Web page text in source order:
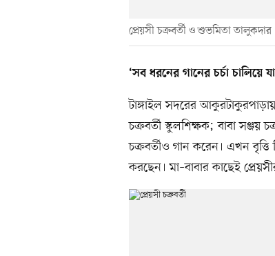
প্রেয়সী চক্রবর্তী ও শুভমিতা তালুকদার
‘সব ধরনের গানের চর্চা চালিয়ে
টাঙ্গাইল সদরের আকুরটাকুরপাড়ায়
চক্রবর্তী স্কুলশিক্ষক; বাবা সঞ্জয়
চক্রবর্তীও গান করেন। এখন বৃত্তি
করছেন। মা–বাবার কাছেই